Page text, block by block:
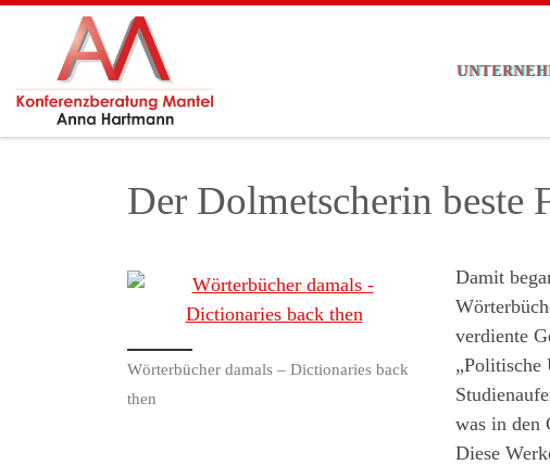
Zum Inhalt springen
Der Dolmetscherin beste
Wörterbücher damals – Dictionaries back
then
Damit
verdiente
„Politische
was in den
Diese